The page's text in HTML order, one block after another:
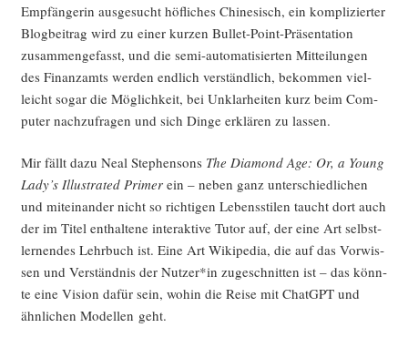
Emp­fän­ge­rin aus­ge­sucht höf­li­ches Chi­ne­sisch, ein kom­pli­zier­ter
Blog­bei­trag wird zu einer kur­zen Bul­let-Point-Prä­sen­ta­ti­on
zusam­men­ge­fasst, und die semi-auto­ma­ti­sier­ten Mit­tei­lun­gen
des Finanz­amts wer­den end­lich ver­ständ­lich, bekom­men viel­
leicht sogar die Mög­lich­keit, bei Unklar­hei­ten kurz beim Com­
pu­ter nach­zu­fra­gen und sich Din­ge erklä­ren zu lassen.
Mir fällt dazu Neal Ste­phen­sons The Dia­mond Age: Or, a Young
Lady’s Illus­tra­ted Pri­merein – neben ganz unter­schied­li­chen
und mit­ein­an­der nicht so rich­ti­gen Lebens­sti­len taucht dort auch
der im Titel ent­hal­te­ne inter­ak­ti­ve Tutor auf, der eine Art selbst­
ler­nen­des Lehr­buch ist. Eine Art Wiki­pe­dia, die auf das Vor­wis­
sen und Ver­ständ­nis der Nutzer*in zuge­schnit­ten ist – das könn­
te eine Visi­on dafür sein, wohin die Rei­se mit ChatGPT und
ähn­li­chen Model­len geht.